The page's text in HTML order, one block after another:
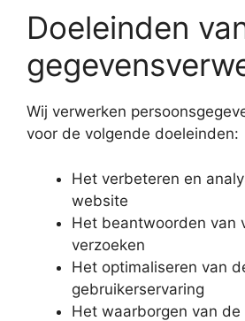
Doeleinden
Wij verwerken
voor de volgende doeleinden:
Het verbeteren en
website
Het beantwoorden van
verzoeken
Het optimaliseren van
gebruikerservaring
Het waarborgen van de